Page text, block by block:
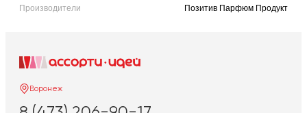
Производители
Позитив Парфюм Продукт
Воронеж